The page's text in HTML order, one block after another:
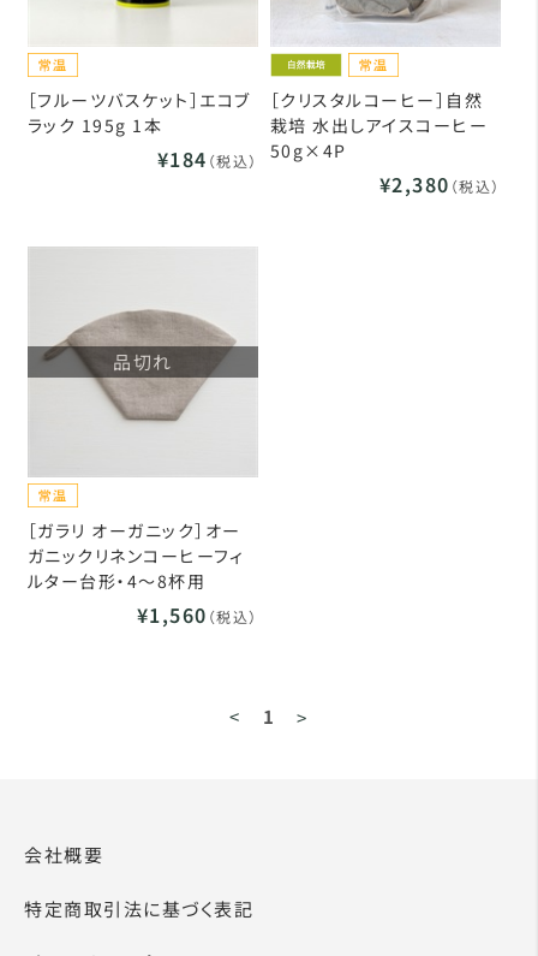
［フルーツバスケット］エコブ
ラック 195g 1本
¥184 （税込）
［クリスタルコーヒー］自然
栽培 水出しアイスコーヒー
50g×4P
¥2,380 （税込）
品切れ
［ガラリ オーガニック］オー
ガニックリネンコーヒーフィ
ルター台形・4～8杯用
¥1,560 （税込）
< 1 >
会社概要
特定商取引法に基づく表記